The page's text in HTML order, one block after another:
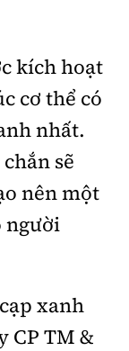
kích hoạt
cơ thể có
nhất.
sẽ
nên một
người
xanh
CP TM &